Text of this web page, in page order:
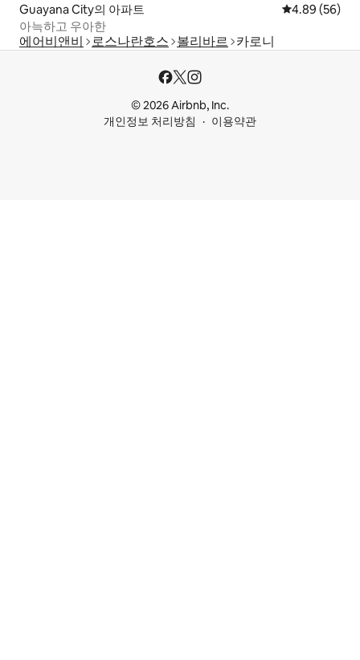
Guayana City의 아파트 평점 4.89점(5
4.89 (56)
아늑하고 우아한
에어비앤비 로스나란호스 볼리바르 카로니
© 2026 Airbnb, Inc.
개인정보 처리방침
이용약관